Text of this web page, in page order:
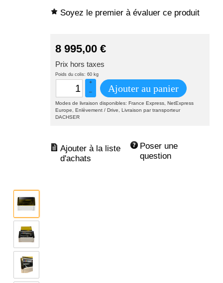
Soyez le premier à évaluer ce produit
8 995,00 €
Prix hors taxes
Poids du colis: 60 kg
+
–
Ajouter au panier
Modes de livraison disponibles: France Express, NetExpress
Europe, Enlèvement / Drive, Livraison par transporteur
DACHSER
Poser une
question